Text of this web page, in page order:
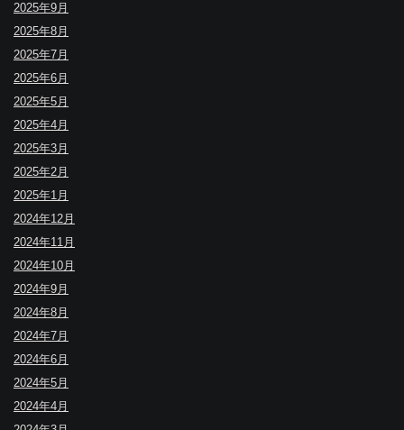
2025年9月
2025年8月
2025年7月
2025年6月
2025年5月
2025年4月
2025年3月
2025年2月
2025年1月
2024年12月
2024年11月
2024年10月
2024年9月
2024年8月
2024年7月
2024年6月
2024年5月
2024年4月